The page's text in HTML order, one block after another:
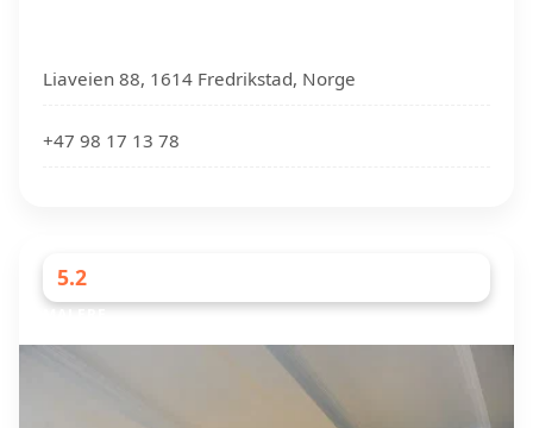
Liaveien 88, 1614 Fredrikstad, Norge
+47 98 17 13 78
5.2